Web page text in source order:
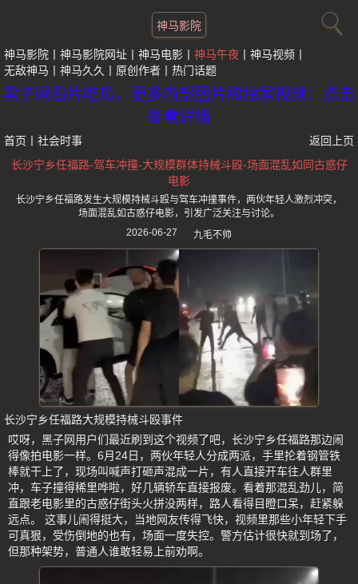
神马影院
神马影院 神马影院网址 神马电影 神马午夜
神马视频
无敌神马
神马久久 原创作者 热门话题
黑子网看片吃瓜，更多内部图片和独家视频：点击
查看详情
首页 社会时事
返回上页
长沙宁乡任福路-驾车冲撞-大规模群体持械斗殴-场面混乱如同古惑仔
电影
长沙宁乡任福路发生大规模持械斗殴与驾车冲撞事件，两伙年轻人激烈冲突，
场面混乱如古惑仔电影，引发广泛关注与讨论。
2026-06-27
九毛不帅
长沙宁乡任福路大规模持械斗殴事件
哎呀，黑子网用户们最近刷到这个视频了吧，长沙宁乡任福路那边闹
得像拍电影一样。6月24日，两伙年轻人分成两派，手里抡着钢管铁
棒就干上了，现场叫喊声打砸声混成一片，有人直接开车往人群里
冲，车子撞得稀里哗啦，好几辆轿车直接报废。看着那混乱劲儿，简
直跟老电影里的古惑仔街头火拼没两样，路人看得目瞪口呆，赶紧躲
远点。 这事儿闹得挺大，当地网友传得飞快，视频里那些小年轻下手
可真狠，受伤倒地的也有，场面一度失控。警方估计很快就到场了，
但那种架势，普通人谁敢轻易上前劝啊。